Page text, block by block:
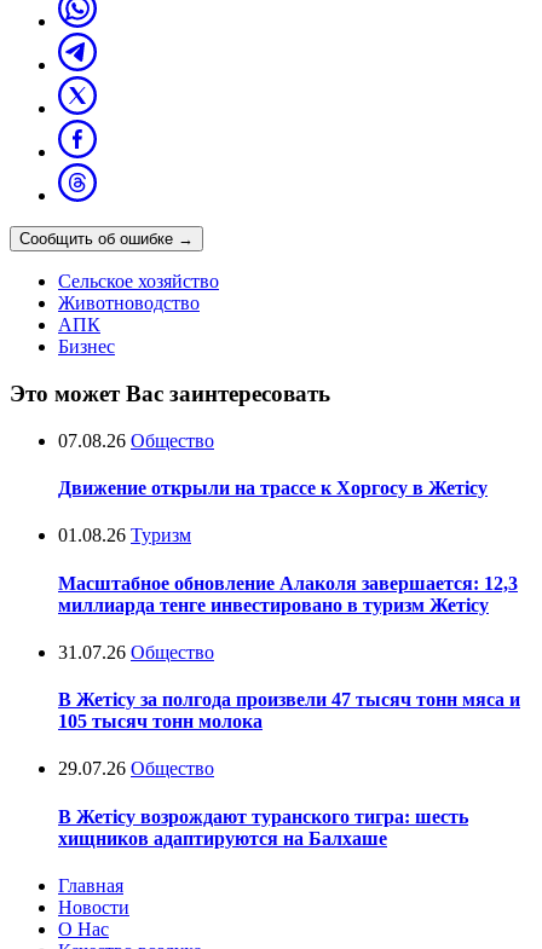
Сообщить об ошибке →
Сельское хозяйство
Животноводство
АПК
Бизнес
Это может Вас заинтересовать
07.08.26 Общество
Движение открыли на трассе к Хоргосу в Жетісу
01.08.26 Туризм
Масштабное обновление Алаколя завершается: 12,3
миллиарда тенге инвестировано в туризм Жетісу
31.07.26 Общество
В Жетісу за полгода произвели 47 тысяч тонн мяса и
105 тысяч тонн молока
29.07.26 Общество
В Жетісу возрождают туранского тигра: шесть
хищников адаптируются на Балхаше
Главная
Новости
О Нас